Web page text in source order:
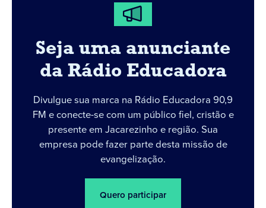
Seja uma anunciante
da Rádio Educadora
Divulgue sua marca na Rádio Educadora 90,9
FM e conecte-se com um público fiel, cristão e
presente em Jacarezinho e região. Sua
empresa pode fazer parte desta missão de
evangelização.
Quero participar